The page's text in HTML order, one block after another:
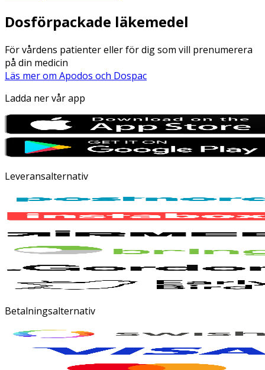
Dosförpackade läkemedel
För vårdens patienter eller för dig som vill prenumerera
på din medicin
Läs mer om Apodos och Dospac
Ladda ner vår app
Leveransalternativ
Betalningsalternativ